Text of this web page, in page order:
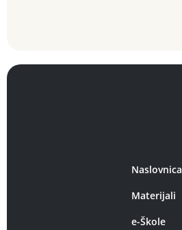
Naslovnica
Materijali
e-Škole